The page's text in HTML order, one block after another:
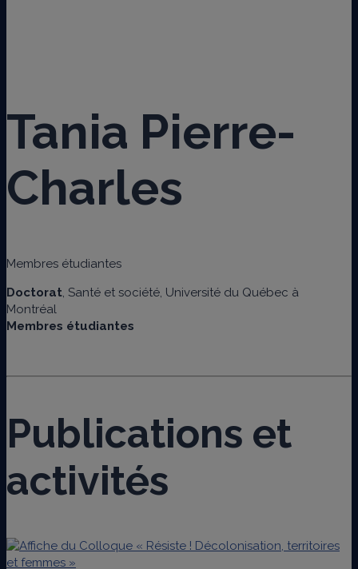
Tania Pierre-
Charles
Membres étudiantes
Doctorat, Santé et société, Université du Québec à
Montréal
Membres étudiantes
Publications et
activités